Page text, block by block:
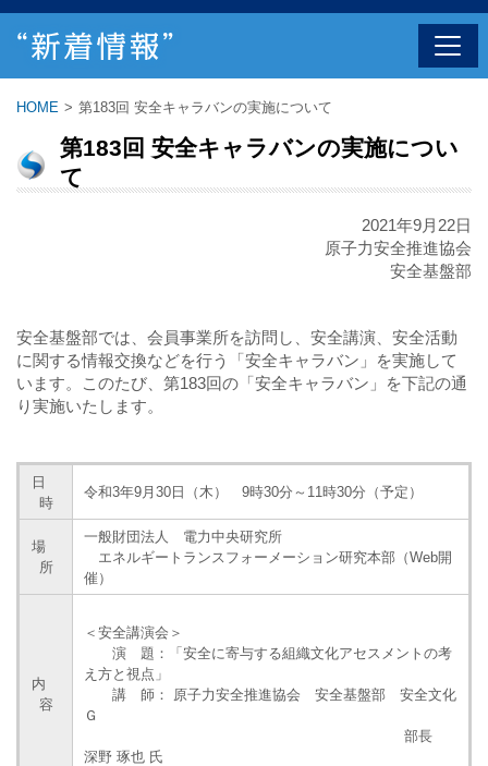
HOME > 第183回 安全キャラバンの実施について
第183回 安全キャラバンの実施につい
て
2021年9月22日
原子力安全推進協会
安全基盤部
安全基盤部では、会員事業所を訪問し、安全講演、安全活動
に関する情報交換などを行う「安全キャラバン」を実施して
います。このたび、第183回の「安全キャラバン」を下記の通
り実施いたします。
日
時
令和3年9月30日（木） 9時30分～11時30分（予定）
場
所
一般財団法人 電力中央研究所
エネルギートランスフォーメーション研究本部（Web開
催）
内
容
＜安全講演会＞
演 題：「安全に寄与する組織文化アセスメントの考
え方と視点」
講 師： 原子力安全推進協会 安全基盤部 安全文化
Ｇ
部長
深野 琢也 氏